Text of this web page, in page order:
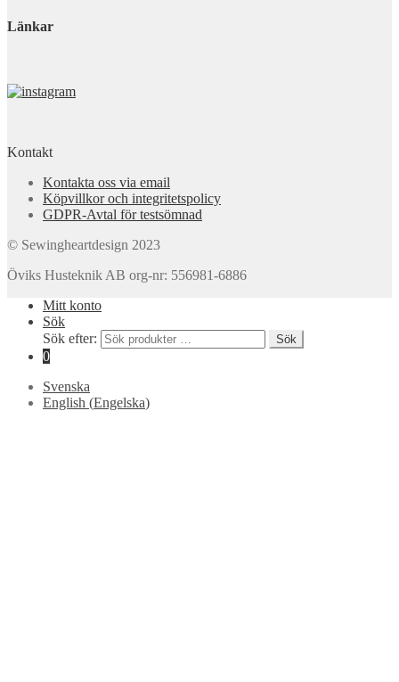
Länkar
Kontakt
Kontakta oss via email
Köpvillkor och integritetspolicy
GDPR-Avtal för testsömnad
© Sewingheartdesign 2023
Öviks Husteknik AB org-nr: 556981-6886
Mitt konto
Sök
Sök efter:
Sök
0
Svenska
English (Engelska)